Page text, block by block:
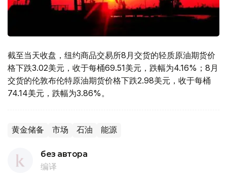
截至当天收盘，纽约商品交易所8月交货的轻质原油期货价
格下跌3.02美元，收于每桶69.51美元，跌幅为4.16%；8月
交货的伦敦布伦特原油期货价格下跌2.98美元，收于每桶
74.14美元，跌幅为3.86%。
黄金储备 市场 石油 能源
без автора
编译